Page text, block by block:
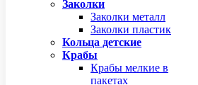
Заколки
Заколки металл
Заколки пластик
Кольца детские
Крабы
Крабы мелкие в
пакетах